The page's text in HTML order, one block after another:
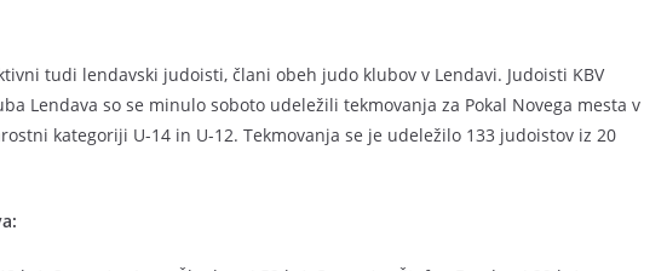
tudi lendavski judoisti, člani obeh judo klubov v Lendavi. Judoisti KBV
Lendava so se minulo soboto udeležili tekmovanja za Pokal Novega mesta v
kategoriji U-14 in U-12. Tekmovanja se je udeležilo 133 judoistov iz 20